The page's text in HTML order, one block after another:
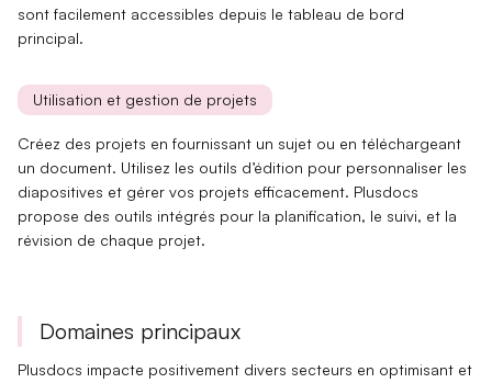
sont facilement accessibles depuis le tableau de bord
principal.
Utilisation et gestion de projets
Créez des projets en fournissant un sujet ou en téléchargeant
un document. Utilisez les outils d’édition pour personnaliser les
diapositives et gérer vos projets efficacement. Plusdocs
propose des outils intégrés pour la planification, le suivi, et la
révision de chaque projet.
Domaines principaux
Plusdocs impacte positivement divers secteurs en optimisant et